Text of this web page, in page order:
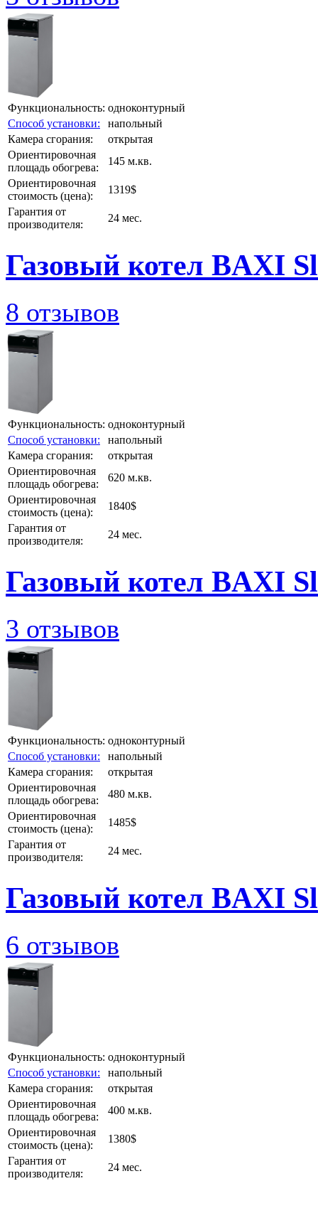
Функциональность: одноконтурный
Способ установки:
напольный
Камера сгорания:
открытая
Ориентировочная
площадь обогрева:
145 м.кв.
Ориентировочная
стоимость (цена):
1319$
Гарантия от
производителя:
24 мес.
Газовый котел BAXI
8 отзывов
Функциональность: одноконтурный
Способ установки:
напольный
Камера сгорания:
открытая
Ориентировочная
площадь обогрева:
620 м.кв.
Ориентировочная
стоимость (цена):
1840$
Гарантия от
производителя:
24 мес.
Газовый котел BAXI
3 отзывов
Функциональность: одноконтурный
Способ установки:
напольный
Камера сгорания:
открытая
Ориентировочная
площадь обогрева:
480 м.кв.
Ориентировочная
стоимость (цена):
1485$
Гарантия от
производителя:
24 мес.
Газовый котел BAXI
6 отзывов
Функциональность: одноконтурный
Способ установки:
напольный
Камера сгорания:
открытая
Ориентировочная
площадь обогрева:
400 м.кв.
Ориентировочная
стоимость (цена):
1380$
Гарантия от
производителя:
24 мес.